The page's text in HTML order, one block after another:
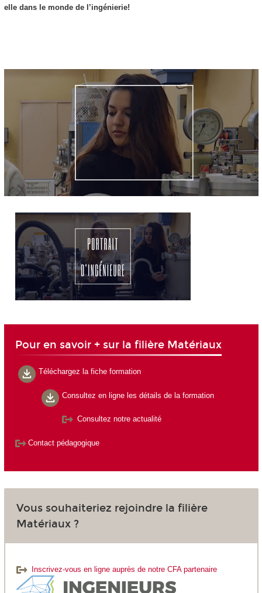
elle dans le monde de l’ingénierie!
Pour en savoir + sur la filière Matériaux
Téléchargez la fiche formation
Consultez en ligne les détails de la formation
Consultez notre actualité
Contact pédagogique
Vous souhaiteriez rejoindre la filière
Matériaux ?
Inscrivez-vous en ligne auprès de notre CFA partenaire